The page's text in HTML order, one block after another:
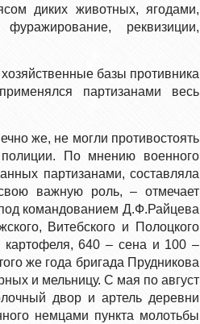
диких животных, ягодами,
реквизиции,
базы противника
партизанами весь
же, не могли противостоять
По мнению военного
партизанами, составляла
важную роль, – отмечает
командованием Д.Ф.Райцева
Витебского и Полоцкого
картофеля, 640 – сена и 100 –
же года бригада Прудникова
и мельницу. С мая по август
двор и артель деревни
немцами пункта молотьбы